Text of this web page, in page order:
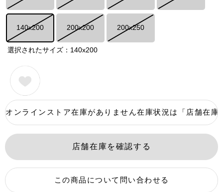
140x200 200x200 200x250
選択されたサイズ：140x200